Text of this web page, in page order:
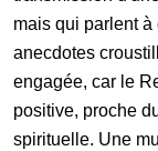
mais qui parlent
anecdotes
engagée, car le
positive, proche
spirituelle. Une